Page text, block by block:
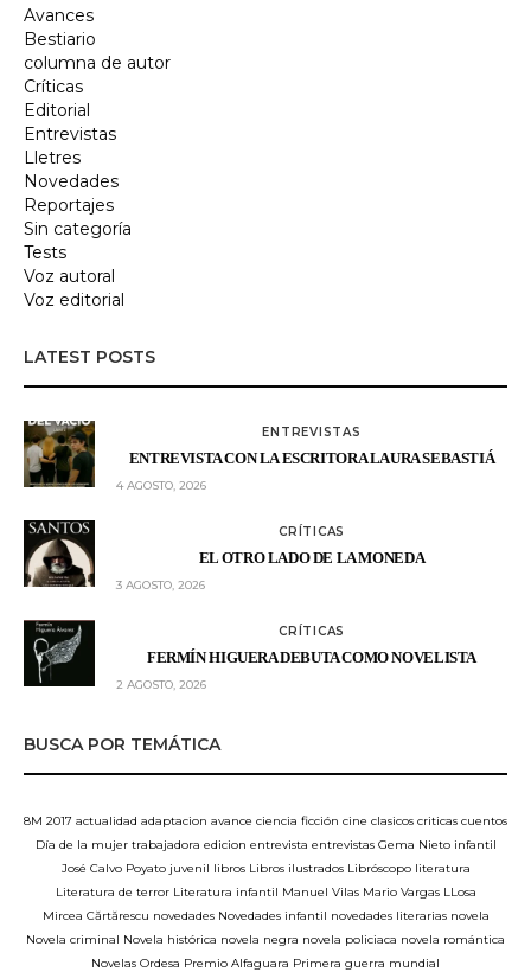
Avances
Bestiario
columna de autor
Críticas
Editorial
Entrevistas
Lletres
Novedades
Reportajes
Sin categoría
Tests
Voz autoral
Voz editorial
LATEST POSTS
ENTREVISTAS
ENTREVISTA CON LA ESCRITORA LAURA SEBASTIÁ
4 AGOSTO, 2026
CRÍTICAS
EL OTRO LADO DE LA MONEDA
3 AGOSTO, 2026
CRÍTICAS
FERMÍN HIGUERA DEBUTA COMO NOVELISTA
2 AGOSTO, 2026
BUSCA POR TEMÁTICA
8M 2017 actualidad adaptacion avance ciencia ficción cine clasicos criticas cuentos
Día de la mujer trabajadora edicion entrevista entrevistas Gema Nieto infantil
José Calvo Poyato juvenil libros Libros ilustrados Libróscopo literatura
Literatura de terror Literatura infantil Manuel Vilas Mario Vargas LLosa
Mircea Cărtărescu novedades Novedades infantil novedades literarias novela
Novela criminal Novela histórica novela negra novela policiaca novela romántica
Novelas Ordesa Premio Alfaguara Primera guerra mundial